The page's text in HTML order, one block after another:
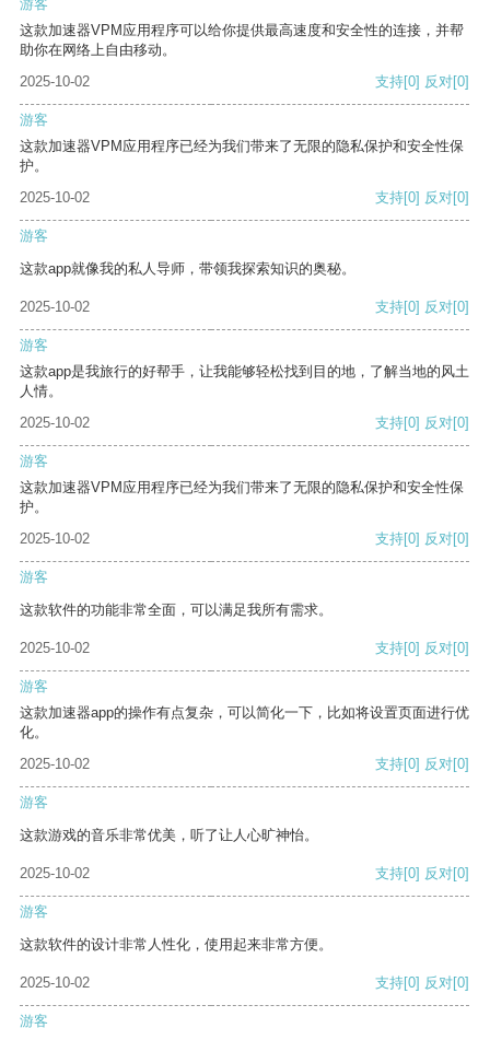
游客
这款加速器VPM应用程序可以给你提供最高速度和安全性的连接，并帮
助你在网络上自由移动。
2025-10-02
支持[0] 反对[0]
游客
这款加速器VPM应用程序已经为我们带来了无限的隐私保护和安全性保
护。
2025-10-02
支持[0] 反对[0]
游客
这款app就像我的私人导师，带领我探索知识的奥秘。
2025-10-02 支持[0] 反对[0]
游客
这款app是我旅行的好帮手，让我能够轻松找到目的地，了解当地的风土
人情。
2025-10-02
支持[0] 反对[0]
游客
这款加速器VPM应用程序已经为我们带来了无限的隐私保护和安全性保
护。
2025-10-02
支持[0] 反对[0]
游客
这款软件的功能非常全面，可以满足我所有需求。
2025-10-02 支持[0] 反对[0]
游客
这款加速器app的操作有点复杂，可以简化一下，比如将设置页面进行优
化。
2025-10-02
支持[0] 反对[0]
游客
这款游戏的音乐非常优美，听了让人心旷神怡。
2025-10-02 支持[0] 反对[0]
游客
这款软件的设计非常人性化，使用起来非常方便。
2025-10-02 支持[0] 反对[0]
游客